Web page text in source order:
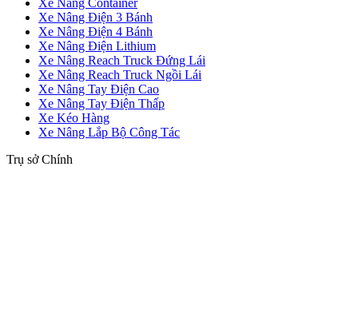
Xe Nâng Container
Xe Nâng Điện 3 Bánh
Xe Nâng Điện 4 Bánh
Xe Nâng Điện Lithium
Xe Nâng Reach Truck Đứng Lái
Xe Nâng Reach Truck Ngồi Lái
Xe Nâng Tay Điện Cao
Xe Nâng Tay Điện Thấp
Xe Kéo Hàng
Xe Nâng Lắp Bộ Công Tác
Trụ sở Chính